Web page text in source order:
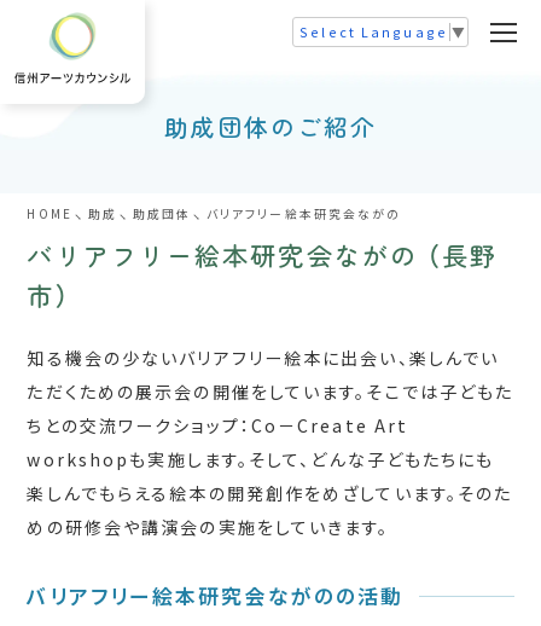
Select Language ▼
HOME 助成 助成団体 バリアフリー絵本研究会ながの
バリアフリー絵本研究会ながの （長野
市）
知る機会の少ないバリアフリー絵本に出会い、楽しんでい
ただくための展示会の開催をしています。そこでは子どもた
ちとの交流ワークショップ：Co－Create Art
workshopも実施します。そして、どんな子どもたちにも
楽しんでもらえる絵本の開発創作をめざしています。そのた
めの研修会や講演会の実施をしていきます。
バリアフリー絵本研究会ながのの活動
助成団体のご紹介